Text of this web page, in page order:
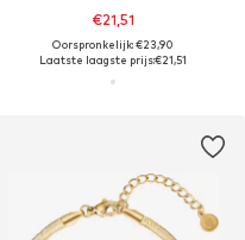
€21,51
Oorspronkelijk: €23,90
Laatste laagste prijs:€21,51